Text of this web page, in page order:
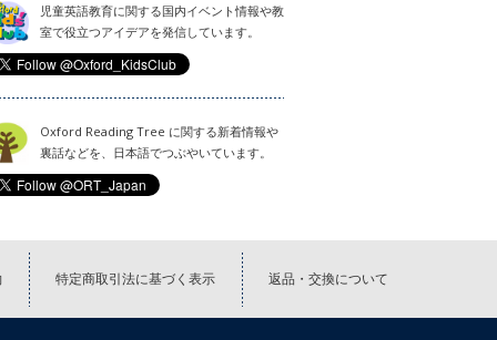
児童英語教育に関する国内イベント情報や教
室で役立つアイデアを発信しています。
Oxford Reading Tree に関する新着情報や
裏話などを、日本語でつぶやいています。
特定商取引法に基づく表示 返品・交換について